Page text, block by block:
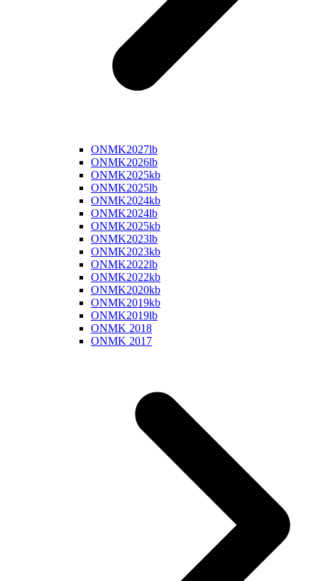
ONMK2027lb
ONMK2026lb
ONMK2025kb
ONMK2025lb
ONMK2024kb
ONMK2024lb
ONMK2025kb
ONMK2023lb
ONMK2023kb
ONMK2022lb
ONMK2022kb
ONMK2020kb
ONMK2019kb
ONMK2019lb
ONMK 2018
ONMK 2017